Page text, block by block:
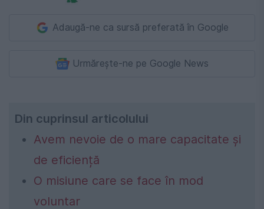
Adaugă-ne ca sursă preferată în Google
Urmărește-ne pe Google News
Din cuprinsul articolului
Avem nevoie de o mare capacitate și
de eficiență
O misiune care se face în mod
voluntar